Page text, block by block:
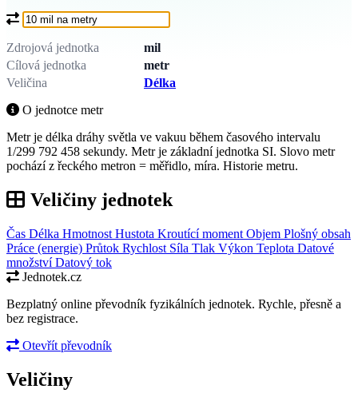
Co chcete převést?
Zdrojová jednotka
mil
Cílová jednotka
metr
Veličina
Délka
O jednotce metr
Metr je délka dráhy světla ve vakuu během časového intervalu
1/299 792 458 sekundy. Metr je základní jednotka SI. Slovo metr
pochází z řeckého metron = měřidlo, míra. Historie metru.
Veličiny jednotek
Čas Délka Hmotnost Hustota Kroutící moment Objem Plošný obsah
Práce (energie) Průtok Rychlost Síla Tlak Výkon Teplota Datové
množstvíDatový tok
Jednotek.cz
Bezplatný online převodník fyzikálních jednotek. Rychle, přesně a
bez registrace.
Otevřít převodník
Veličiny